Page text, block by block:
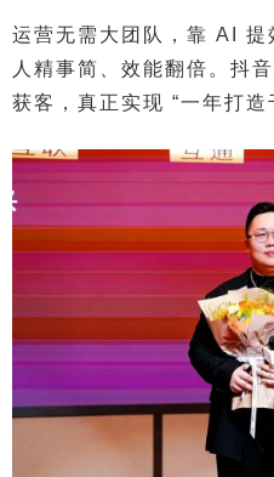
运营无需大团队，靠 AI 提
人精事简、效能翻倍。抖
获客，真正实现 “一年打造